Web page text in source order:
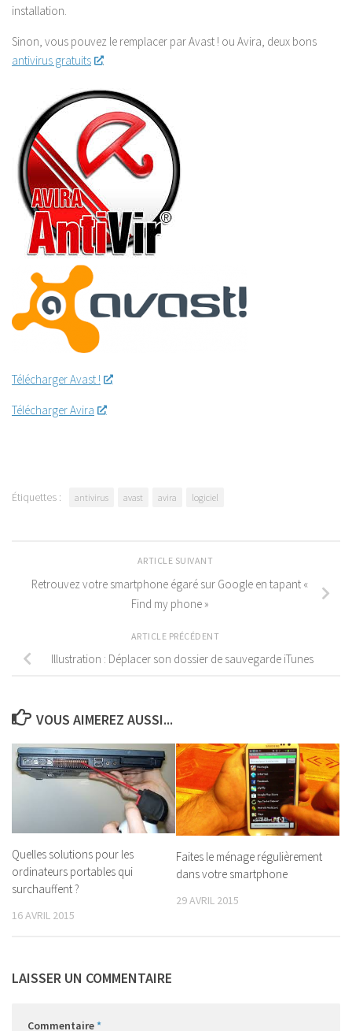
installation.
Sinon, vous pouvez le remplacer par Avast ! ou Avira, deux bons
antivirus gratuits
.
Télécharger Avast !
Télécharger Avira
Étiquettes : antivirus avast avira logiciel
ARTICLE SUIVANT
Retrouvez votre smartphone égaré sur Google en tapant «
Find my phone »
ARTICLE PRÉCÉDENT
Illustration : Déplacer son dossier de sauvegarde iTunes
VOUS AIMEREZ AUSSI...
Quelles solutions pour les
ordinateurs portables qui
surchauffent ?
16 AVRIL 2015
Faites le ménage régulièrement
dans votre smartphone
29 AVRIL 2015
LAISSER UN COMMENTAIRE
Commentaire*